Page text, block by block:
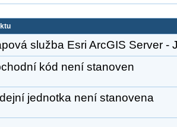
služba Esri ArcGIS Server -
kód není stanoven
jednotka není stanovena